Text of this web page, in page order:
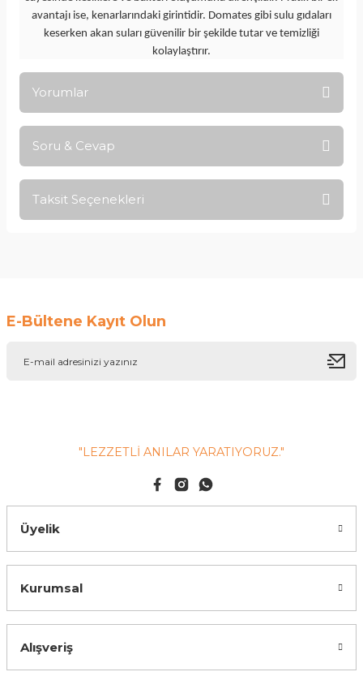
avantajı ise, kenarlarındaki girintidir. Domates gibi sulu gıdaları
keserken akan suları güvenilir bir şekilde tutar ve temizliği
kolaylaştırır.
Yorumlar
Soru & Cevap
Taksit Seçenekleri
E-Bültene Kayıt Olun
"LEZZETLİ ANILAR YARATIYORUZ."
Üyelik
Kurumsal
Alışveriş